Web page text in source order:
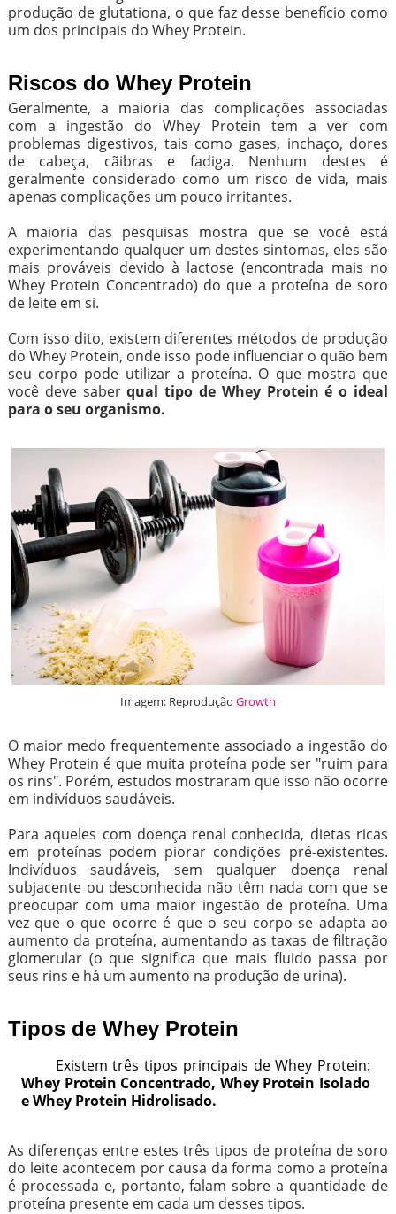
produção de glutationa, o que faz desse benefício como
um dos principais do Whey Protein.
Riscos do Whey Protein
Geralmente, a maioria das complicações associadas
com a ingestão do Whey Protein tem a ver com
problemas digestivos, tais como gases, inchaço, dores
de cabeça, cãibras e fadiga. Nenhum destes é
geralmente considerado como um risco de vida, mais
apenas complicações um pouco irritantes.
A maioria das pesquisas mostra que se você está
experimentando qualquer um destes sintomas, eles são
mais prováveis ​​devido à lactose (encontrada mais no
Whey Protein Concentrado) do que a proteína de soro
de leite em si.
Com isso dito, existem diferentes métodos de produção
do Whey Protein, onde isso pode influenciar o quão bem
seu corpo pode utilizar a proteína. O que mostra que
você deve saberqual tipo de Whey Protein é o ideal
para o seu organismo.
Imagem: Reprodução Growth
O maior medo frequentemente associado a ingestão do
Whey Protein é que muita proteína pode ser "ruim para
os rins". Porém, estudos mostraram que isso não ocorre
em indivíduos saudáveis.
Para aqueles com doença renal conhecida, dietas ricas
em proteínas podem piorar condições pré-existentes.
Indivíduos saudáveis, sem qualquer doença renal
subjacente ou desconhecida não têm nada com que se
preocupar com uma maior ingestão de proteína. Uma
vez que o que ocorre é que o seu corpo se adapta ao
aumento da proteína, aumentando as taxas de filtração
glomerular (o que significa que mais fluido passa por
seus rins e há um aumento na produção de urina).
Tipos de Whey Protein
Existem três tipos principais de Whey Protein:
Whey Protein Concentrado, Whey Protein Isolado
e Whey Protein Hidrolisado.
As diferenças entre estes três tipos de proteína de soro
do leite acontecem por causa da forma como a proteína
é processada e, portanto, falam sobre a quantidade de
proteína presente em cada um desses tipos.